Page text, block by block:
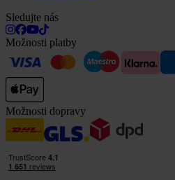
Sledujte nás
Možnosti platby
Možnosti dopravy